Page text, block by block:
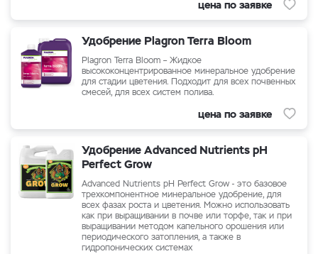
цена по заявке
Удобрение Plagron Terra Bloom
Plagron Terra Bloom – Жидкое
высококонцентрированное минеральное удобрение
для стадии цветения. Подходит для всех почвенных
смесей, для всех систем полива.
цена по заявке
Удобрение Advanced Nutrients pH
Perfect Grow
Advanced Nutrients pH Perfect Grow - это базовое
трехкомпонентное минеральное удобрение, для
всех фазах роста и цветения. Можно использовать
как при выращивании в почве или торфе, так и при
выращивании методом капельного орошения или
периодического затопления, а также в
гидропонических системах